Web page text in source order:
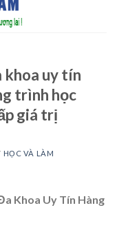
khoa uy tín
trình học
giá trị
HỌC VÀ LÀM
Khoa Uy Tín Hàng